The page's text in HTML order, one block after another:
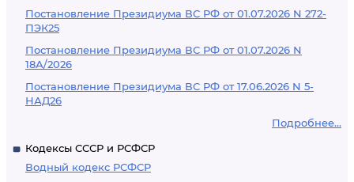
Постановление Президиума ВС РФ от 01.07.2026 N 272-
ПЭК25
Постановление Президиума ВС РФ от 01.07.2026 N
18А/2026
Постановление Президиума ВС РФ от 17.06.2026 N 5-
НАД26
Подробнее...
Кодексы СССР и РСФСР
Водный кодекс РСФСР